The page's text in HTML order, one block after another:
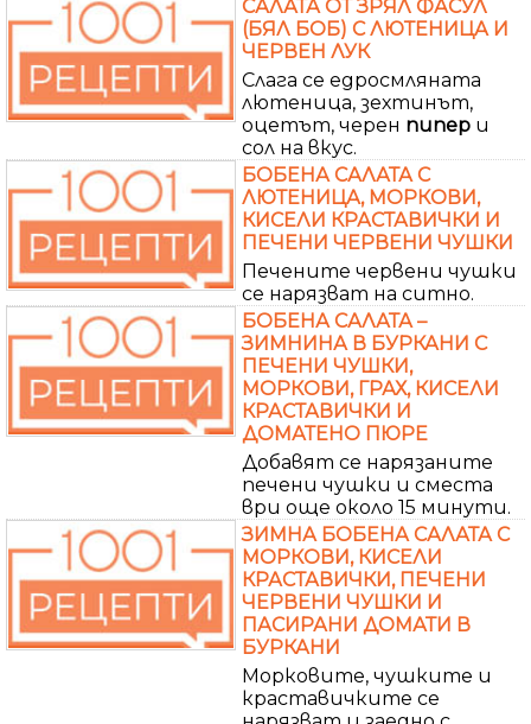
САЛАТА ОТ ЗРЯЛ ФАСУЛ
(БЯЛ БОБ) С ЛЮТЕНИЦА И
ЧЕРВЕН ЛУК
Слага се едросмляната
лютеница, зехтинът,
оцетът, черен пипер и
сол на вкус.
БОБЕНА САЛАТА С
ЛЮТЕНИЦА, МОРКОВИ,
КИСЕЛИ КРАСТАВИЧКИ И
ПЕЧЕНИ ЧЕРВЕНИ ЧУШКИ
Печените червени чушки
се нарязват на ситно.
БОБЕНА САЛАТА –
ЗИМНИНА В БУРКАНИ С
ПЕЧЕНИ ЧУШКИ,
МОРКОВИ, ГРАХ, КИСЕЛИ
КРАСТАВИЧКИ И
ДОМАТЕНО ПЮРЕ
Добавят се нарязаните
печени чушки и сместа
ври още около 15 минути.
ЗИМНА БОБЕНА САЛАТА С
МОРКОВИ, КИСЕЛИ
КРАСТАВИЧКИ, ПЕЧЕНИ
ЧЕРВЕНИ ЧУШКИ И
ПАСИРАНИ ДОМАТИ В
БУРКАНИ
Морковите, чушките и
краставичките се